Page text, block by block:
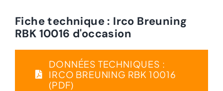
Fiche technique : Irco Breuning
RBK 10016 d'occasion
DONNÉES TECHNIQUES :
IRCO BREUNING RBK 10016
(PDF)